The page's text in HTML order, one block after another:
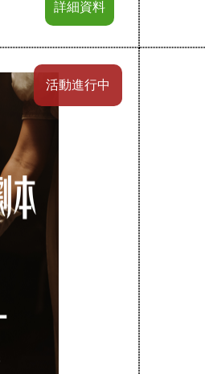
詳細資料
活動進行中